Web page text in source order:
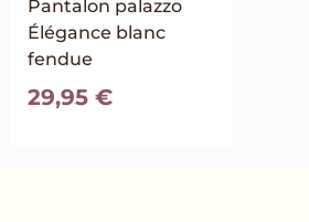
Pantalon palazzo
Élégance blanc
fendue
29,95 €